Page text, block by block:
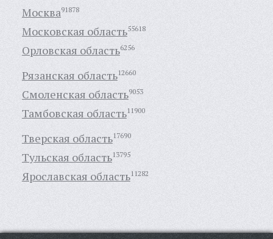
Москва91878
Московская область55618
Орловская область6256
Рязанская область12660
Смоленская область9053
Тамбовская область11900
Тверская область17690
Тульская область13795
Ярославская область11282